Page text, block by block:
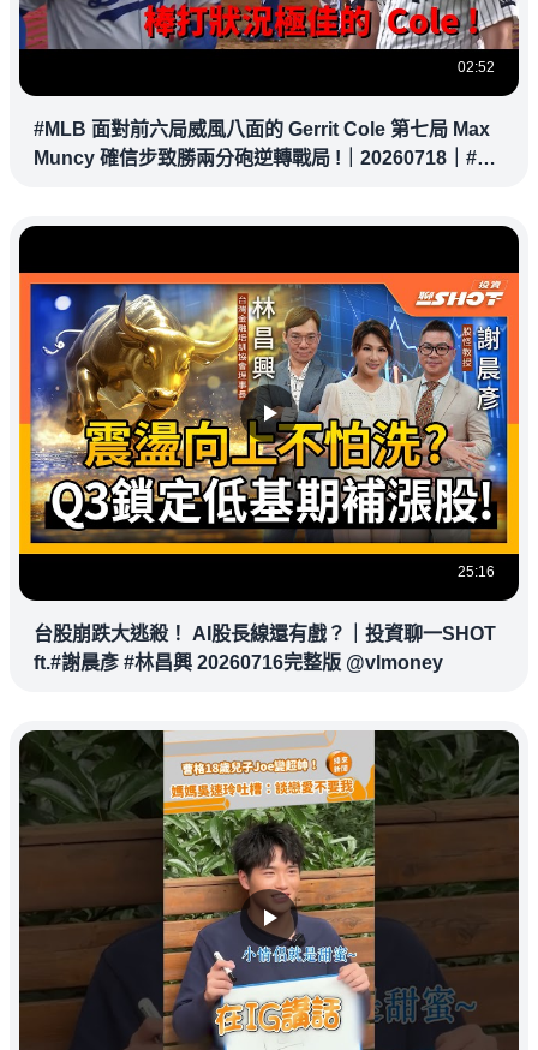
02:52
#MLB 面對前六局威風八面的 Gerrit Cole 第七局 Max
Muncy 確信步致勝兩分砲逆轉戰局 !｜20260718｜#洛
25:16
台股崩跌大逃殺！ AI股長線還有戲？｜投資聊一SHOT
ft.#謝晨彥 #林昌興 20260716完整版 @vlmoney